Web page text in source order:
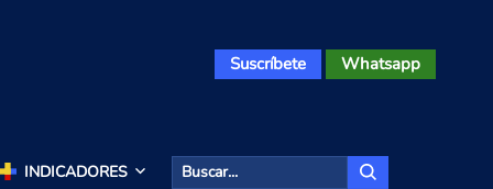
Suscríbete Whatsapp
INDICADORES